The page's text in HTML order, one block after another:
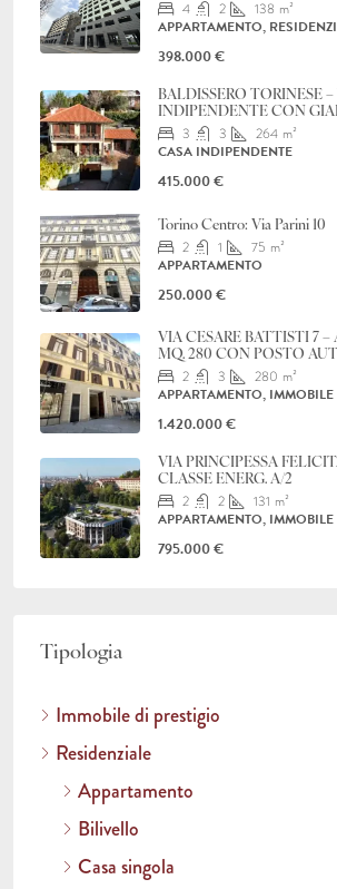
4 2 138 m²
APPARTAMENTO,
398.000 €
BALDISSERO TORINESE
INDIPENDENTE CON
3 3 264 m²
CASA INDIPENDENTE
415.000 €
Torino Centro: Via Parini 10
2 1 75 m²
APPARTAMENTO
250.000 €
VIA CESARE BATTISTI 7 –
MQ. 280 CON POSTO
2 3 280 m²
APPARTAMENTO,
1.420.000 €
VIA PRINCIPESSA
CLASSE ENERG. A/2
2 2 131 m²
APPARTAMENTO,
795.000 €
Tipologia
Immobile di prestigio
Residenziale
Appartamento
Bilivello
Casa singola